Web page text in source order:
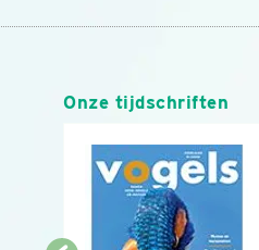
Onze tijdschriften